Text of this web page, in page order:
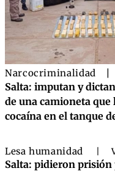
Narcocriminalidad
Salta: imputan y
de una camioneta que
cocaína en el tanque
Lesa humanidad
Salta: pidieron prisión